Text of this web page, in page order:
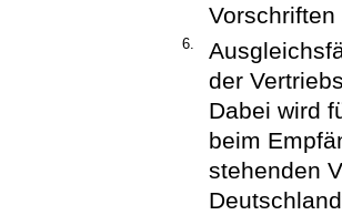
6.
der
Dabei wird
beim
stehenden